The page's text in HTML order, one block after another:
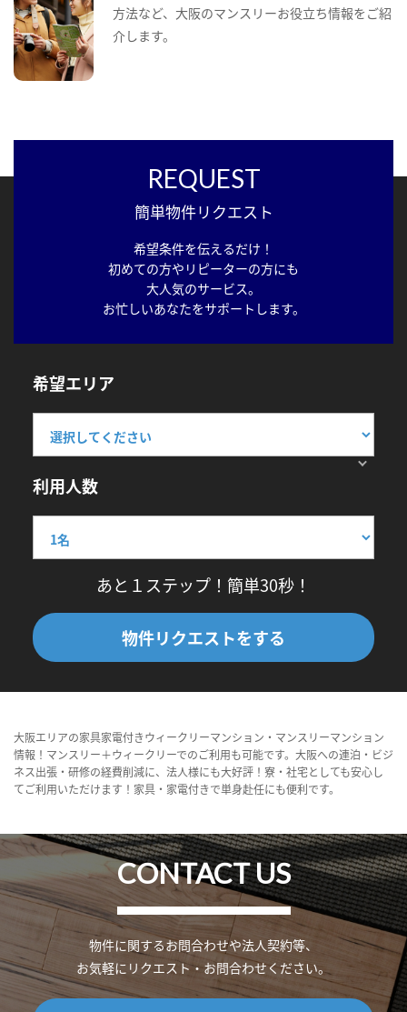
方法など、大阪のマンスリーお役立ち情報をご紹
介します。
REQUEST
簡単物件リクエスト
希望条件を伝えるだけ！
初めての方やリピーターの方にも
大人気のサービス。
お忙しいあなたをサポートします。
希望エリア
利用人数
あと１ステップ！簡単30秒！
物件リクエストをする
大阪エリアの家具家電付きウィークリーマンション・マンスリーマンション
情報！マンスリー＋ウィークリーでのご利用も可能です。大阪への連泊・ビジ
ネス出張・研修の経費削減に、法人様にも大好評！寮・社宅としても安心し
てご利用いただけます！家具・家電付きで単身赴任にも便利です。
CONTACT US
物件に関するお問合わせや法人契約等、
お気軽にリクエスト・お問合わせください。